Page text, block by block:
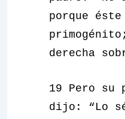
porque
derecha
19 Pero su
dijo: “Lo